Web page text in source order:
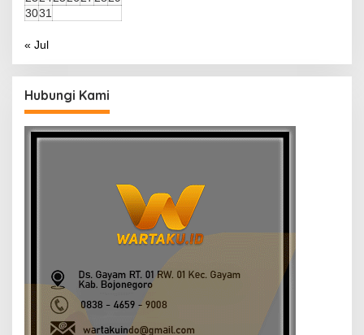
3031
« Jul
Hubungi Kami